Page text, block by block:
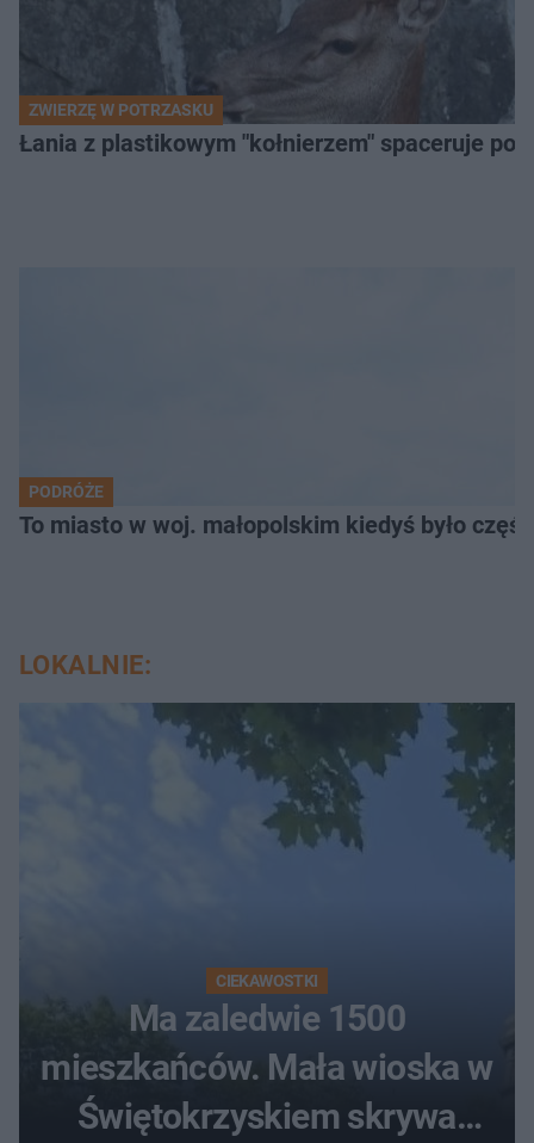
ZWIERZĘ W POTRZASKU
Łania z plastikowym "kołnierzem" spaceruje po
PODRÓŻE
To miasto w woj. małopolskim kiedyś było
LOKALNIE:
CIEKAWOSTKI
Ma zaledwie 1500
mieszkańców. Mała wioska w
Świętokrzyskiem skrywa